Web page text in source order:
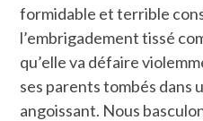
formidable et terrible
l’embrigadement tissé
qu’elle va défaire
ses parents tombés dans
angoissant. Nous